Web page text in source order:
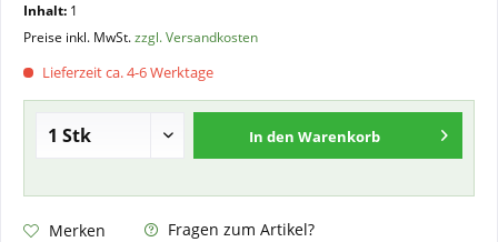
Inhalt: 1
Preise inkl. MwSt.zzgl. Versandkosten
Lieferzeit ca. 4-6 Werktage
In den Warenkorb
Merken
Fragen zum Artikel?